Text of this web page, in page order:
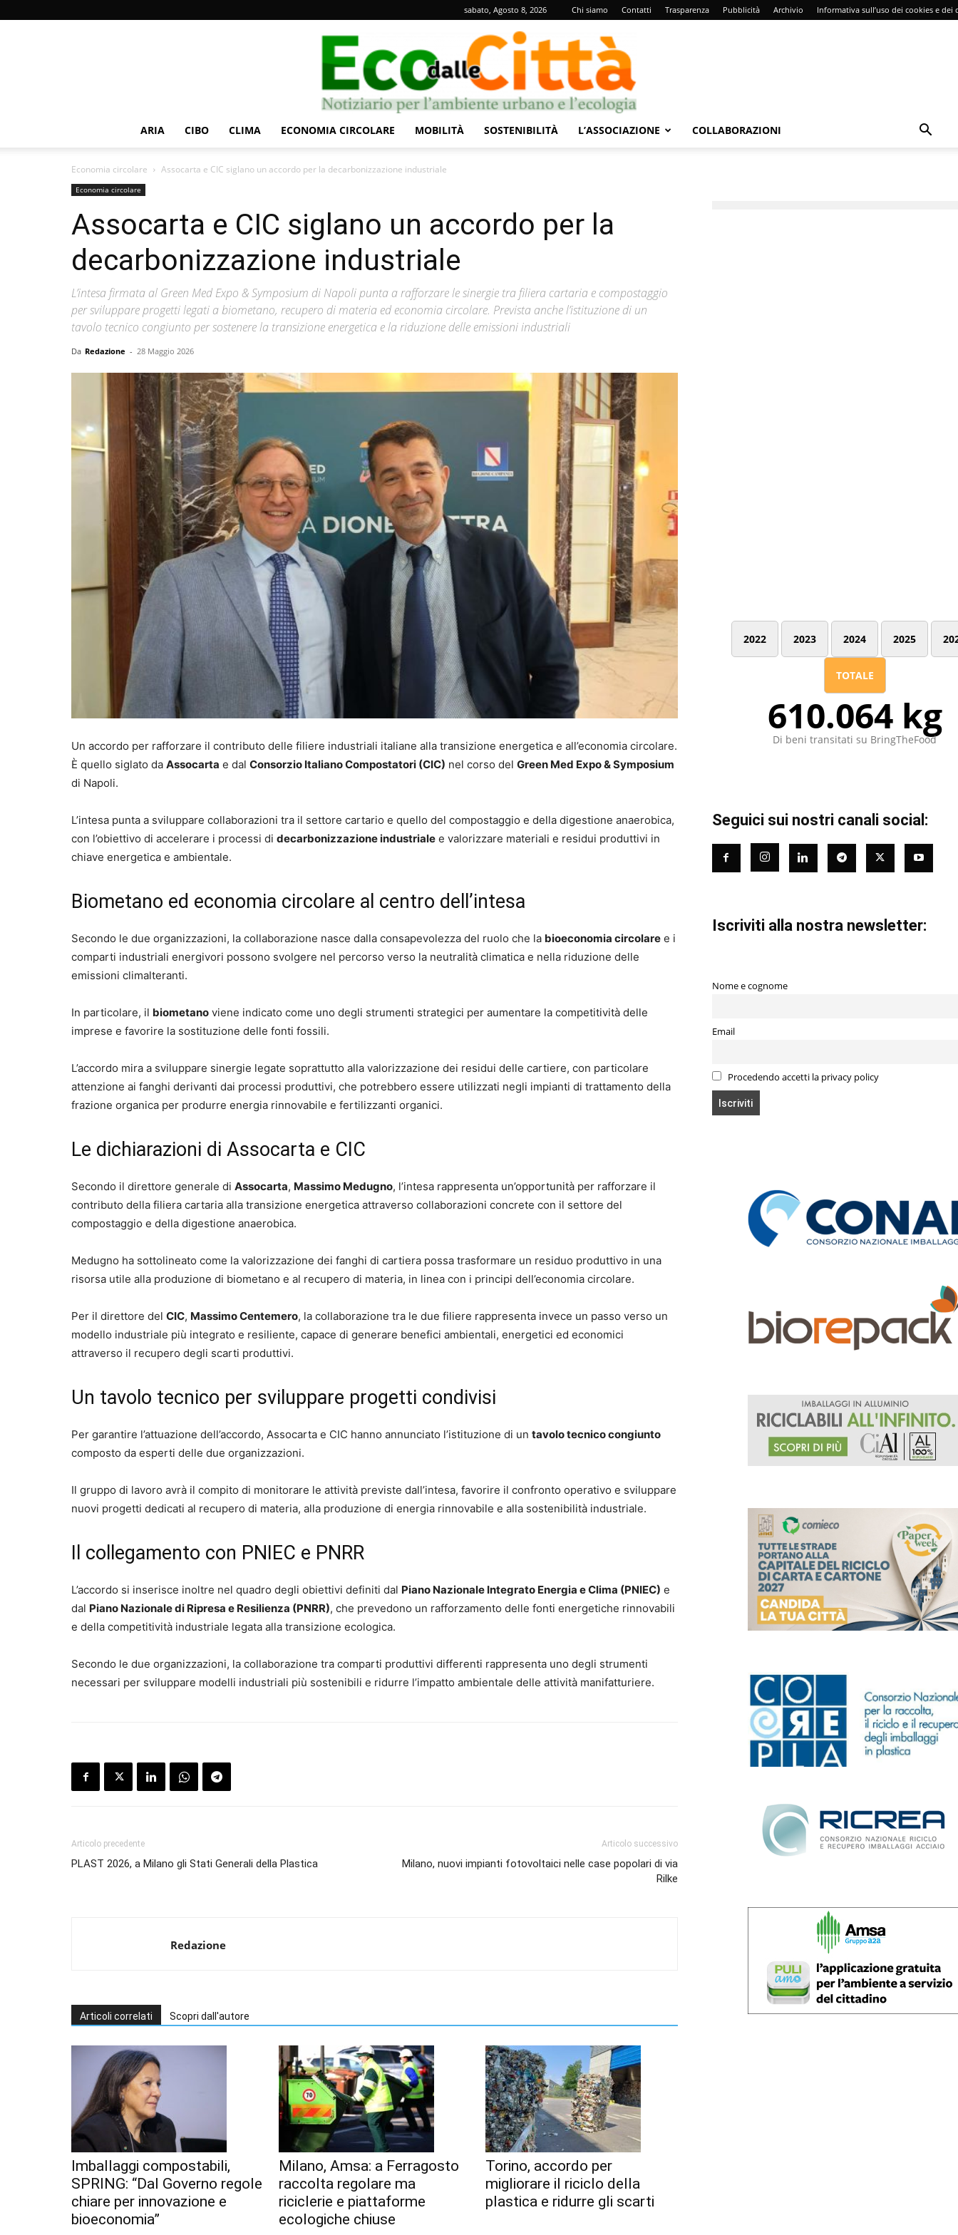
sabato, Agosto 8, 2026 Chi siamo Contatti Trasparenza Pubblicità Archivio Informativa sull’uso dei cookies e dei
ARIA CIBO CLIMA ECONOMIA CIRCOLARE MOBILITÀ SOSTENIBILITÀ L’ASSOCIAZIONE COLLABORAZIONI
Economia circolare Assocarta e CIC siglano un accordo per la decarbonizzazione industriale
Economia circolare
Assocarta e CIC siglano un accordo per la
decarbonizzazione industriale
L’intesa firmata al Green Med Expo & Symposium di Napoli punta a rafforzare le sinergie tra filiera cartaria e compostaggio
per sviluppare progetti legati a biometano, recupero di materia ed economia circolare. Prevista anche l’istituzione di un
tavolo tecnico congiunto per sostenere la transizione energetica e la riduzione delle emissioni industriali
Da Redazione - 28 Maggio 2026
Un accordo per rafforzare il contributo delle filiere industriali italiane alla transizione energetica e all’economia circolare.
È quello siglato da Assocarta e dal Consorzio Italiano Compostatori (CIC) nel corso del Green Med Expo & Symposium
di Napoli.
L’intesa punta a sviluppare collaborazioni tra il settore cartario e quello del compostaggio e della digestione anaerobica,
con l’obiettivo di accelerare i processi di decarbonizzazione industriale e valorizzare materiali e residui produttivi in
chiave energetica e ambientale.
Biometano ed economia circolare al centro dell’intesa
Secondo le due organizzazioni, la collaborazione nasce dalla consapevolezza del ruolo che la bioeconomia circolare e i
comparti industriali energivori possono svolgere nel percorso verso la neutralità climatica e nella riduzione delle
emissioni climalteranti.
In particolare, il biometano viene indicato come uno degli strumenti strategici per aumentare la competitività delle
imprese e favorire la sostituzione delle fonti fossili.
L’accordo mira a sviluppare sinergie legate soprattutto alla valorizzazione dei residui delle cartiere, con particolare
attenzione ai fanghi derivanti dai processi produttivi, che potrebbero essere utilizzati negli impianti di trattamento della
frazione organica per produrre energia rinnovabile e fertilizzanti organici.
Le dichiarazioni di Assocarta e CIC
Secondo il direttore generale di Assocarta, Massimo Medugno, l’intesa rappresenta un’opportunità per rafforzare il
contributo della filiera cartaria alla transizione energetica attraverso collaborazioni concrete con il settore del
compostaggio e della digestione anaerobica.
Medugno ha sottolineato come la valorizzazione dei fanghi di cartiera possa trasformare un residuo produttivo in una
risorsa utile alla produzione di biometano e al recupero di materia, in linea con i principi dell’economia circolare.
Per il direttore del CIC, Massimo Centemero, la collaborazione tra le due filiere rappresenta invece un passo verso un
modello industriale più integrato e resiliente, capace di generare benefici ambientali, energetici ed economici
attraverso il recupero degli scarti produttivi.
Un tavolo tecnico per sviluppare progetti condivisi
Per garantire l’attuazione dell’accordo, Assocarta e CIC hanno annunciato l’istituzione di un tavolo tecnico congiunto
composto da esperti delle due organizzazioni.
Il gruppo di lavoro avrà il compito di monitorare le attività previste dall’intesa, favorire il confronto operativo e sviluppare
nuovi progetti dedicati al recupero di materia, alla produzione di energia rinnovabile e alla sostenibilità industriale.
Il collegamento con PNIEC e PNRR
L’accordo si inserisce inoltre nel quadro degli obiettivi definiti dal Piano Nazionale Integrato Energia e Clima (PNIEC) e
dal Piano Nazionale di Ripresa e Resilienza (PNRR), che prevedono un rafforzamento delle fonti energetiche rinnovabili
e della competitività industriale legata alla transizione ecologica.
Secondo le due organizzazioni, la collaborazione tra comparti produttivi differenti rappresenta uno degli strumenti
necessari per sviluppare modelli industriali più sostenibili e ridurre l’impatto ambientale delle attività manifatturiere.
Articolo precedente
PLAST 2026, a Milano gli Stati Generali della Plastica
Articolo successivo
Milano, nuovi impianti fotovoltaici nelle case popolari di via
Rilke
Redazione
Articoli correlati Scopri dall'autore
Imballaggi compostabili,
SPRING: “Dal Governo regole
chiare per innovazione e
bioeconomia”
Milano, Amsa: a Ferragosto
raccolta regolare ma
riciclerie e piattaforme
ecologiche chiuse
Torino, accordo per
migliorare il riciclo della
plastica e ridurre gli scarti
2022 2023 2024 2025
TOTALE
610.064 kg
Di beni transitati su BringTheFood
Seguici sui nostri canali social:
Iscriviti alla nostra newsletter:
Nome e cognome
Email
Procedendo accetti la privacy policy